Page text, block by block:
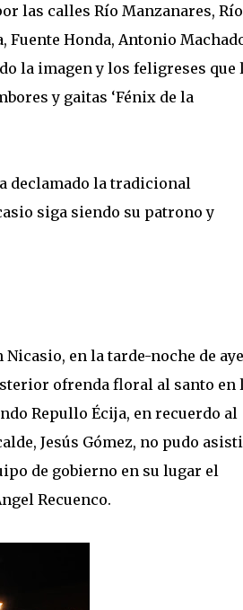
las calles Río Manzanares, Río
Fuente Honda, Antonio
la imagen y los feligreses que
y gaitas ‘Fénix de la
declamado la tradicional
siga siendo su patrono y
en la tarde-noche de
ofrenda floral al santo en
Repullo Écija, en recuerdo al
Jesús Gómez, no pudo
de gobierno en su lugar el
Recuenco.